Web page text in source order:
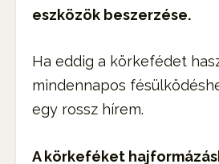
eszközök beszerzése.
Ha eddig a körkefédet
mindennapos
egy rossz hírem.
A körkeféket